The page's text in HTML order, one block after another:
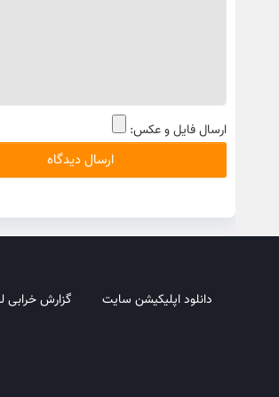
ارسال فایل و عکس:
دانلود اپلیکیشن سایت گزارش خرابی